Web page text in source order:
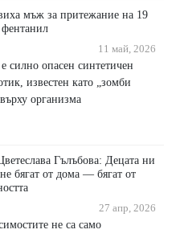
мъж за притежание на 19
11 май, 2026
силно опасен синтетичен
известен като „зомби
организма
Гълъбова: Децата ни
бягат от дома — бягат от
27 апр, 2026
не са само